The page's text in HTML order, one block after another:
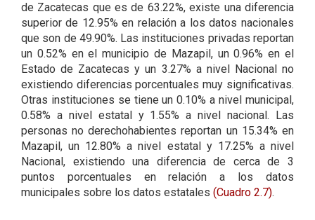
de Zacatecas que es de 63.22%, existe una diferencia
superior de 12.95% en relación a los datos nacionales
que son de 49.90%. Las instituciones privadas reportan
un 0.52% en el municipio de Mazapil, un 0.96% en el
Estado de Zacatecas y un 3.27% a nivel Nacional no
existiendo diferencias porcentuales muy significativas.
Otras instituciones se tiene un 0.10% a nivel municipal,
0.58% a nivel estatal y 1.55% a nivel nacional. Las
personas no derechohabientes reportan un 15.34% en
Mazapil, un 12.80% a nivel estatal y 17.25% a nivel
Nacional, existiendo una diferencia de cerca de 3
puntos porcentuales en relación a los datos
municipales sobre los datos estatales (Cuadro 2.7).